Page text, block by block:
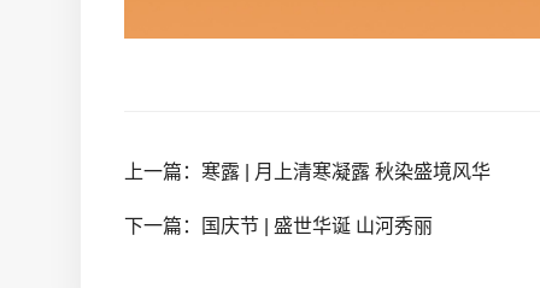
上一篇：寒露 | 月上清寒凝露 秋染盛境风华
下一篇：国庆节 | 盛世华诞 山河秀丽